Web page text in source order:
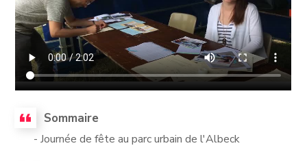
Sommaire
- Journée de fête au parc urbain de l'Albeck